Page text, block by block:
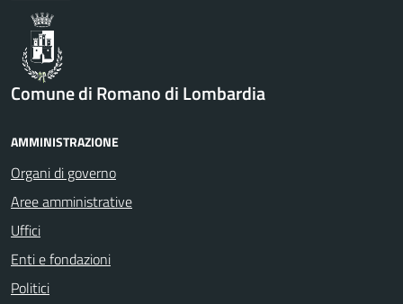
Comune di Romano di Lombardia
AMMINISTRAZIONE
Organi di governo
Aree amministrative
Uffici
Enti e fondazioni
Politici